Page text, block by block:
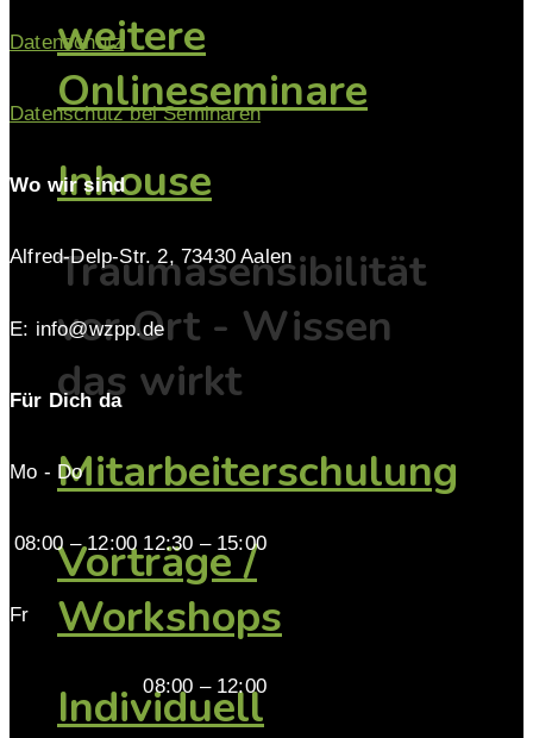
weitere
Onlineseminare
Inhouse
Traumasensibilität
vor Ort - Wissen
das wirkt
Mitarbeiterschulung
Vorträge /
Workshops
Individuell
Datenschutz
Datenschutz bei Seminaren
Wo wir sind
Alfred-Delp-Str. 2, 73430 Aalen
E: info@wzpp.de
Für Dich da
Mo - Do
08:00 – 12:00 12:30 – 15:00
Fr
08:00 – 12:00